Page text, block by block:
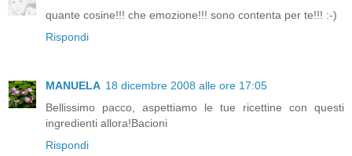
quante cosine!!! che emozione!!! sono contenta per te!!! :-)
Rispondi
MANUELA 18 dicembre 2008 alle ore 17:05
Bellissimo pacco, aspettiamo le tue ricettine con questi
ingredienti allora!Bacioni
Rispondi